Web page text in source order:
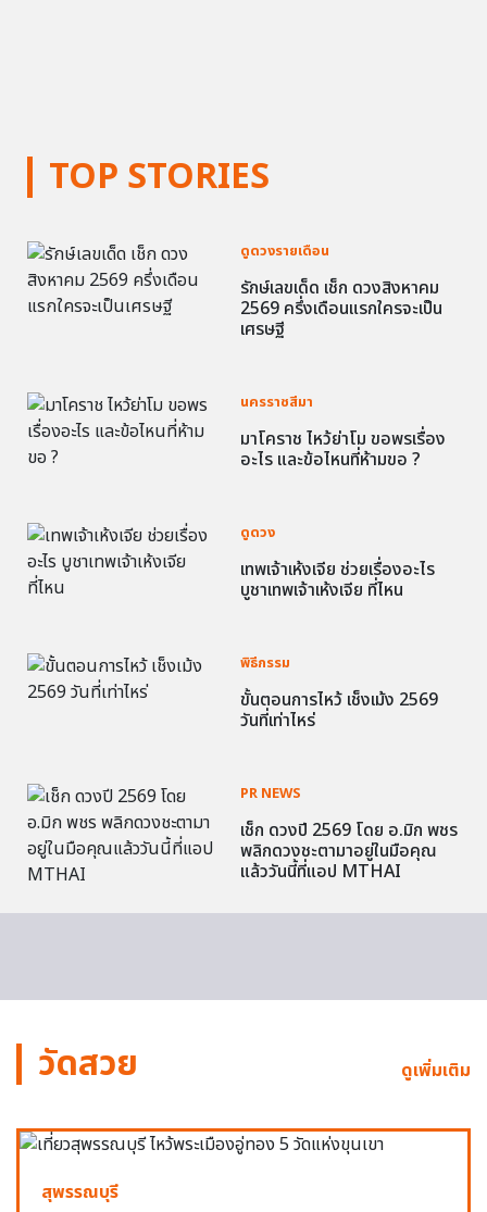
TOP STORIES
ดูดวงรายเดือน
รักษ์เลขเด็ด เช็ก ดวงสิงหาคม
2569 ครึ่งเดือนแรกใครจะเป็น
เศรษฐี
นครราชสีมา
มาโคราช ไหว้ย่าโม ขอพรเรื่อง
อะไร และข้อไหนที่ห้ามขอ ?
ดูดวง
เทพเจ้าเห้งเจีย ช่วยเรื่องอะไร
บูชาเทพเจ้าเห้งเจีย ที่ไหน
พิธีกรรม
ขั้นตอนการไหว้ เช็งเม้ง 2569
วันที่เท่าไหร่
PR NEWS
เช็ก ดวงปี 2569 โดย อ.มิก พชร
พลิกดวงชะตามาอยู่ในมือคุณ
แล้ววันนี้ที่แอป MTHAI
วัดสวย ดูเพิ่มเติม
สุพรรณบุรี